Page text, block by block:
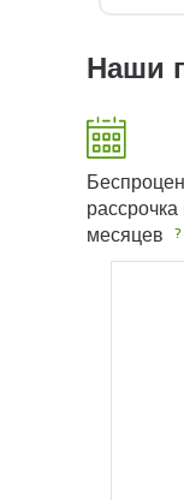
Наши
рассрочка
месяцев